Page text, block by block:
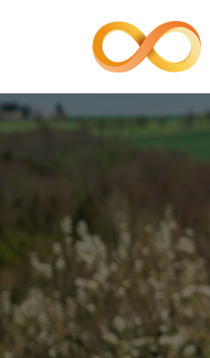
springen